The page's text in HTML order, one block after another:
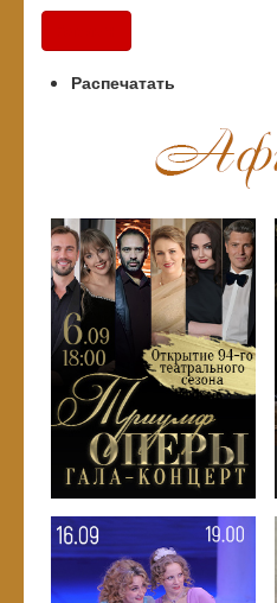
Распечатать